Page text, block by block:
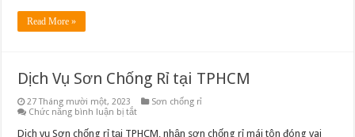
Read More »
Dịch Vụ Sơn Chống Rỉ tại TPHCM
27 Tháng mười một, 2023
Sơn chống rỉ
Chức năng bình luận bị tắtở
Vụ
Dịch vụ Sơn chống rỉ tại TPHCM, nhận sơn chống rỉ mái tôn đóng vai